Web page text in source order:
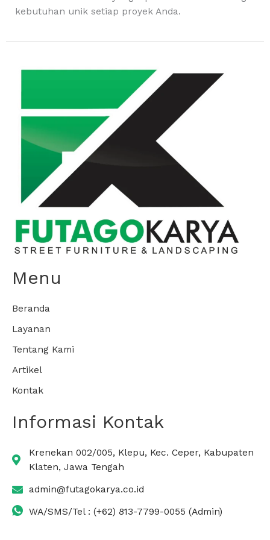
kebutuhan unik setiap proyek Anda.
Menu
Beranda
Layanan
Tentang Kami
Artikel
Kontak
Informasi Kontak
Krenekan 002/005, Klepu, Kec. Ceper, Kabupaten
Klaten, Jawa Tengah
admin@futagokarya.co.id
WA/SMS/Tel : (+62) 813-7799-0055 (Admin)